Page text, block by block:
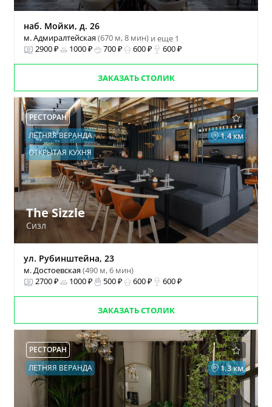
наб. Мойки, д. 26
м. Адмиралтейская(670 м, 8 мин) и еще 1
2900 ₽
1000 ₽ 700 ₽ 600 ₽ 600 ₽
ЗАКАЗАТЬ СТОЛИК
РЕСТОРАН
1.4 км
ЛЕТНЯЯ ВЕРАНДА
ОТКРЫТАЯ КУХНЯ
The Sizzle
Сизл
ул. Рубинштейна, 23
м. Достоевская(490 м, 6 мин)
2700 ₽
1000 ₽ 500 ₽ 600 ₽ 600 ₽
ЗАКАЗАТЬ СТОЛИК
РЕСТОРАН
1.3 км
ЛЕТНЯЯ ВЕРАНДА